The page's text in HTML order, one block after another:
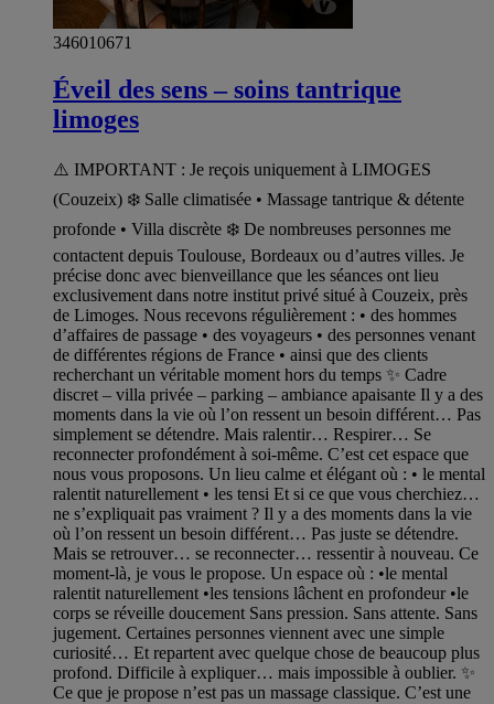
346010671
Éveil des sens – soins tantrique
limoges
⚠️ IMPORTANT : Je reçois uniquement à LIMOGES
(Couzeix) ❄️ Salle climatisée • Massage tantrique & détente
profonde • Villa discrète ❄️ De nombreuses personnes me
contactent depuis Toulouse, Bordeaux ou d’autres villes. Je
précise donc avec bienveillance que les séances ont lieu
exclusivement dans notre institut privé situé à Couzeix, près
de Limoges. Nous recevons régulièrement : • des hommes
d’affaires de passage • des voyageurs • des personnes venant
de différentes régions de France • ainsi que des clients
recherchant un véritable moment hors du temps ✨ Cadre
discret – villa privée – parking – ambiance apaisante Il y a des
moments dans la vie où l’on ressent un besoin différent… Pas
simplement se détendre. Mais ralentir… Respirer… Se
reconnecter profondément à soi-même. C’est cet espace que
nous vous proposons. Un lieu calme et élégant où : • le mental
ralentit naturellement • les tensi Et si ce que vous cherchiez…
ne s’expliquait pas vraiment ? Il y a des moments dans la vie
où l’on ressent un besoin différent… Pas juste se détendre.
Mais se retrouver… se reconnecter… ressentir à nouveau. Ce
moment-là, je vous le propose. Un espace où : •le mental
ralentit naturellement •les tensions lâchent en profondeur •le
corps se réveille doucement Sans pression. Sans attente. Sans
jugement. Certaines personnes viennent avec une simple
curiosité… Et repartent avec quelque chose de beaucoup plus
profond. Difficile à expliquer… mais impossible à oublier. ✨
Ce que je propose n’est pas un massage classique. C’est une